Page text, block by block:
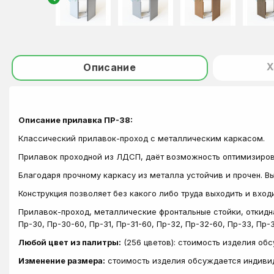
Описание
Описание прилавка ПР-38:
Классический прилавок-проход с металлическим каркасом.
Прилавок проходной из ЛДСП, даёт возможность
Благодаря прочному каркасу из металла устойчив и
Конструкция позволяет без какого либо труда выходить и
Прилавок-проход, металлические фронтальные стойки,
Пр-30, Пр-30-60, Пр-31, Пр-31-60, Пр-32, Пр-32-60, Пр-33, Пр-
Любой цвет из палитры: (256 цветов): стоимость изделия
Изменение размера: стоимость изделия обсуждается